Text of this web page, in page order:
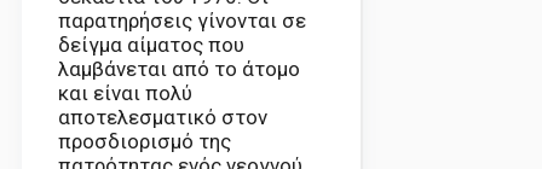
παρατηρήσεις γίνονται σε
δείγμα αίματος που
λαμβάνεται από το άτομο
και είναι πολύ
αποτελεσματικό στον
προσδιορισμό της